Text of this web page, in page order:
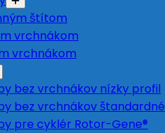
štítom
vrchnákom
vrchnákom
bez vrchnákov nízky profil
bez vrchnákov štandardné
pre cyklér Rotor-Gene®